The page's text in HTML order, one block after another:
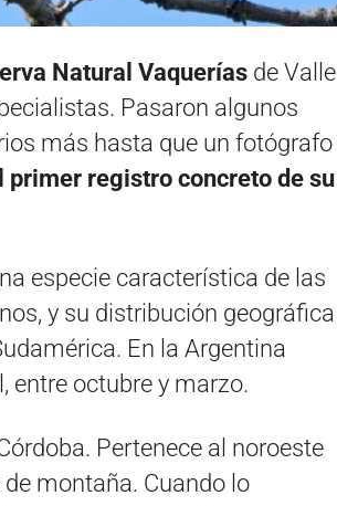
Natural Vaquerías de Valle
Pasaron algunos
más hasta que un fotógrafo
primer registro concreto de su
especie característica de las
y su distribución geográfica
En la Argentina
entre octubre y marzo.
Pertenece al noroeste
montaña. Cuando lo